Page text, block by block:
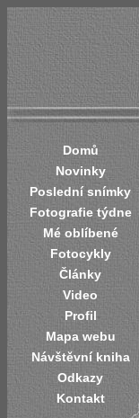
Domů
Novinky
Poslední snímky
Fotografie týdne
Mé oblíbené
Fotocykly
Články
Video
Profil
Mapa webu
Návštěvní kniha
Odkazy
Kontakt